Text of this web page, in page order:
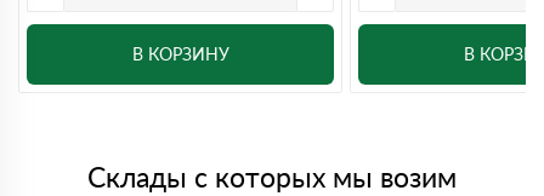
В КОРЗИНУ В
Склады с которых мы возим